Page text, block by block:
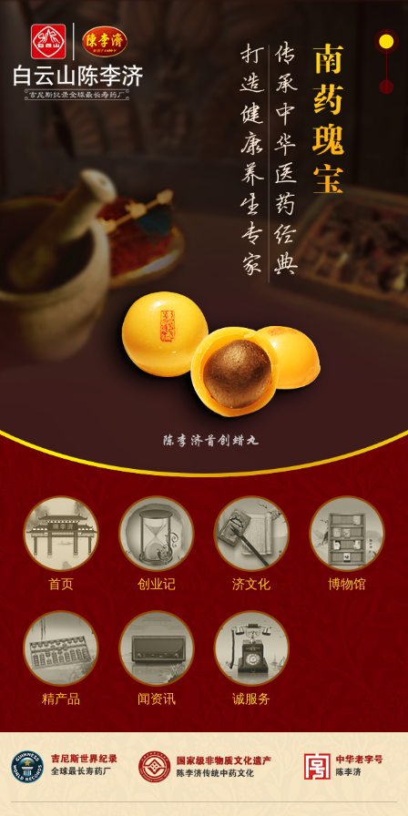
首页 创业记 济文化 博物馆
精产品 闻资讯 诚服务